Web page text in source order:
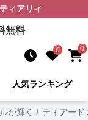
ティアリィ
無料
0 0
人気ランキング
が輝く！ティアー